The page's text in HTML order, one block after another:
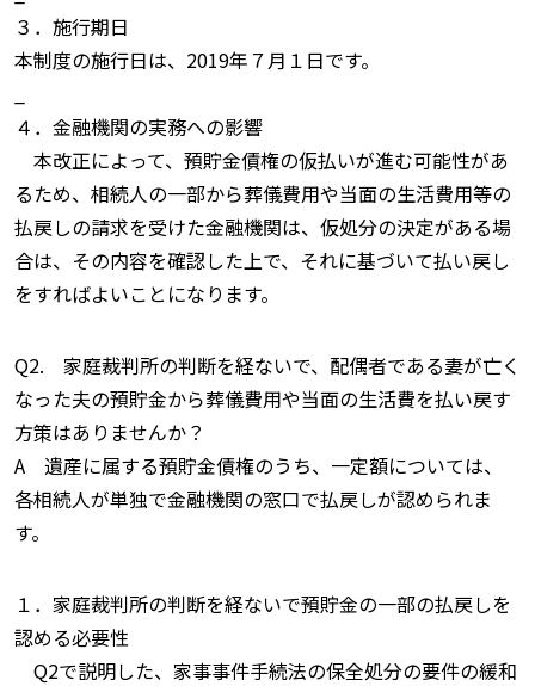
３．施行期日
本制度の施行日は、2019年７月１日です。
４．金融機関の実務への影響
本改正によって、預貯金債権の仮払いが進む可能性があ
るため、相続人の一部から葬儀費用や当面の生活費用等の
払戻しの請求を受けた金融機関は、仮処分の決定がある場
合は、その内容を確認した上で、それに基づいて払い戻し
をすればよいことになります。
Q2. 家庭裁判所の判断を経ないで、配偶者である妻が亡く
なった夫の預貯金から葬儀費用や当面の生活費を払い戻す
方策はありませんか？
A 遺産に属する預貯金債権のうち、一定額については、
各相続人が単独で金融機関の窓口で払戻しが認められま
す。
１．家庭裁判所の判断を経ないで預貯金の一部の払戻しを
認める必要性
Q2で説明した、家事事件手続法の保全処分の要件の緩和